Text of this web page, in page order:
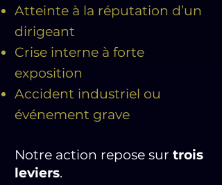
Atteinte à la réputation d’un
dirigeant
Crise interne à forte
exposition
Accident industriel ou
événement grave
Notre action repose sur trois
leviers.